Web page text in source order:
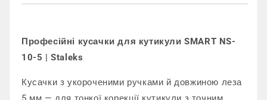
Професійні кусачки для кутикули SMART NS-
10-5 | Staleks
Кусачки з укороченими ручками й довжиною леза